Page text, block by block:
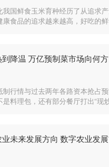
我国鲜食玉米育种经历了从追求
食品的追求越来越高，好吃的
降温 万亿预制菜市场向何方
制行情与过去两年各路资本抢占
料理包，还有部分餐厅打出“现
未来发展方向 数字农业发